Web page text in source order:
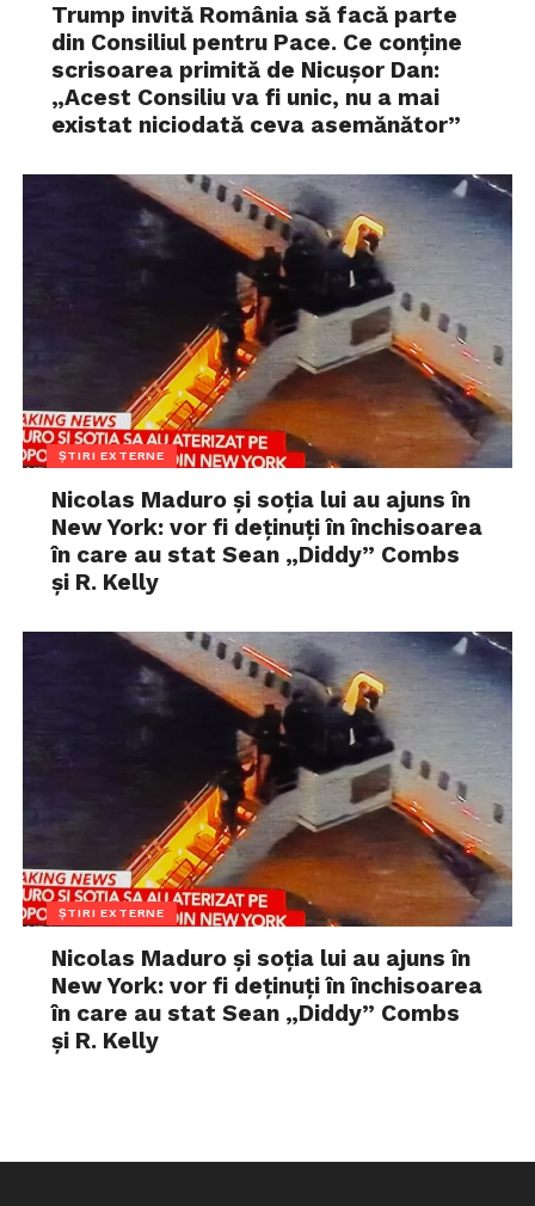
Trump invită România să facă parte
din Consiliul pentru Pace. Ce conține
scrisoarea primită de Nicușor Dan:
„Acest Consiliu va fi unic, nu a mai
existat niciodată ceva asemănător”
ȘTIRI EXTERNE
Nicolas Maduro și soția lui au ajuns în
New York: vor fi deținuți în închisoarea
în care au stat Sean „Diddy” Combs
și R. Kelly
ȘTIRI EXTERNE
Nicolas Maduro și soția lui au ajuns în
New York: vor fi deținuți în închisoarea
în care au stat Sean „Diddy” Combs
și R. Kelly